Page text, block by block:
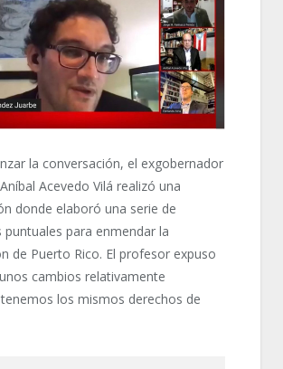
la conversación, el exgobernador
Acevedo Vilá realizó una
donde elaboró una serie de
puntuales para enmendar la
de Puerto Rico. El profesor expuso
cambios relativamente
los mismos derechos de